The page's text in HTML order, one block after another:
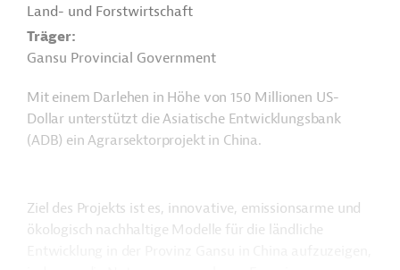
Land- und Forstwirtschaft
Träger
Gansu Provincial Government
Mit einem Darlehen in Höhe von 150 Millionen US-
Dollar unterstützt die Asiatische Entwicklungsbank
(ADB) ein Agrarsektorprojekt in China.
Ziel des Projekts ist es, innovative, emissionsarme und
ökologisch nachhaltige Modelle für die ländliche